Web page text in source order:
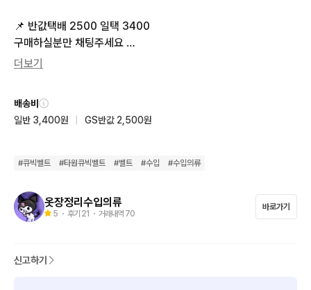
📌 반값택배 2500 일택 3400
구매하실분만 채팅주세요
네고+찔러보기+채팅 후 읽씹 모두 차단합니다
더보기
배송비
일반 3,400원
GS반값 2,500원
#큐빅벨트 #타원큐빅벨트 #벨트 #수입 #수입의류
옷장정리수입의류
5 ・ 후기 21 ・ 거래내역 70
바로가기
신고하기